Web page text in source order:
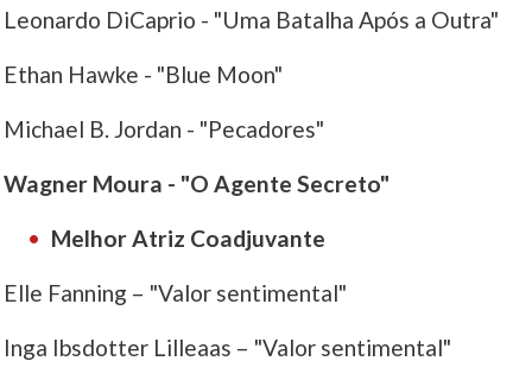
Leonardo DiCaprio - "Uma Batalha Após a Outra"
Ethan Hawke - "Blue Moon"
Michael B. Jordan - "Pecadores"
Wagner Moura - "O Agente Secreto"
Melhor Atriz Coadjuvante
Elle Fanning – "Valor sentimental"
Inga Ibsdotter Lilleaas – "Valor sentimental"